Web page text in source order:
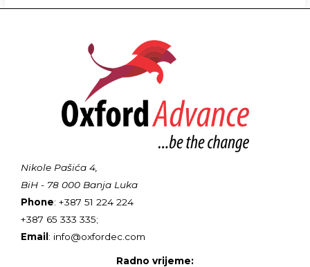
Nikole Pašića 4,
BiH - 78 000 Banja Luka
Phone: +387 51 224 224
+387 65 333 335;
Email: info@oxfordec.com
Radno vrijeme: